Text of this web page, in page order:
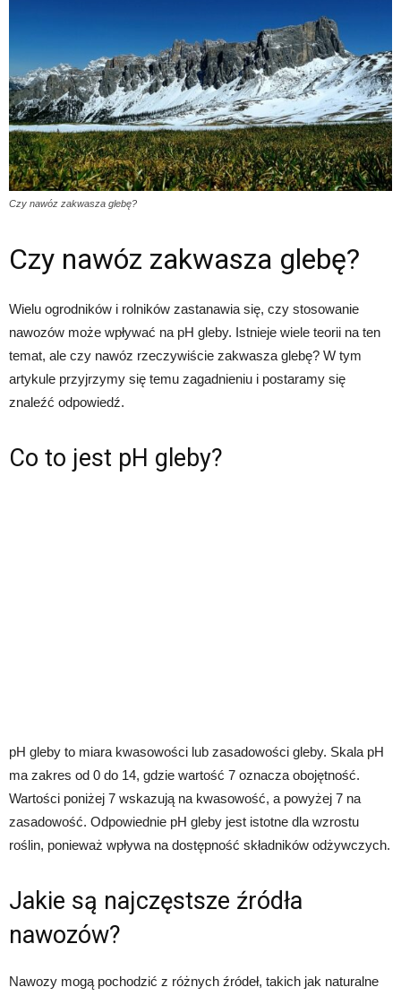
Czy nawóz zakwasza glebę?
Czy nawóz zakwasza glebę?
Wielu ogrodników i rolników zastanawia się, czy stosowanie
nawozów może wpływać na pH gleby. Istnieje wiele teorii na ten
temat, ale czy nawóz rzeczywiście zakwasza glebę? W tym
artykule przyjrzymy się temu zagadnieniu i postaramy się
znaleźć odpowiedź.
Co to jest pH gleby?
pH gleby to miara kwasowości lub zasadowości gleby. Skala pH
ma zakres od 0 do 14, gdzie wartość 7 oznacza obojętność.
Wartości poniżej 7 wskazują na kwasowość, a powyżej 7 na
zasadowość. Odpowiednie pH gleby jest istotne dla wzrostu
roślin, ponieważ wpływa na dostępność składników odżywczych.
Jakie są najczęstsze źródła
nawozów?
Nawozy mogą pochodzić z różnych źródeł, takich jak naturalne